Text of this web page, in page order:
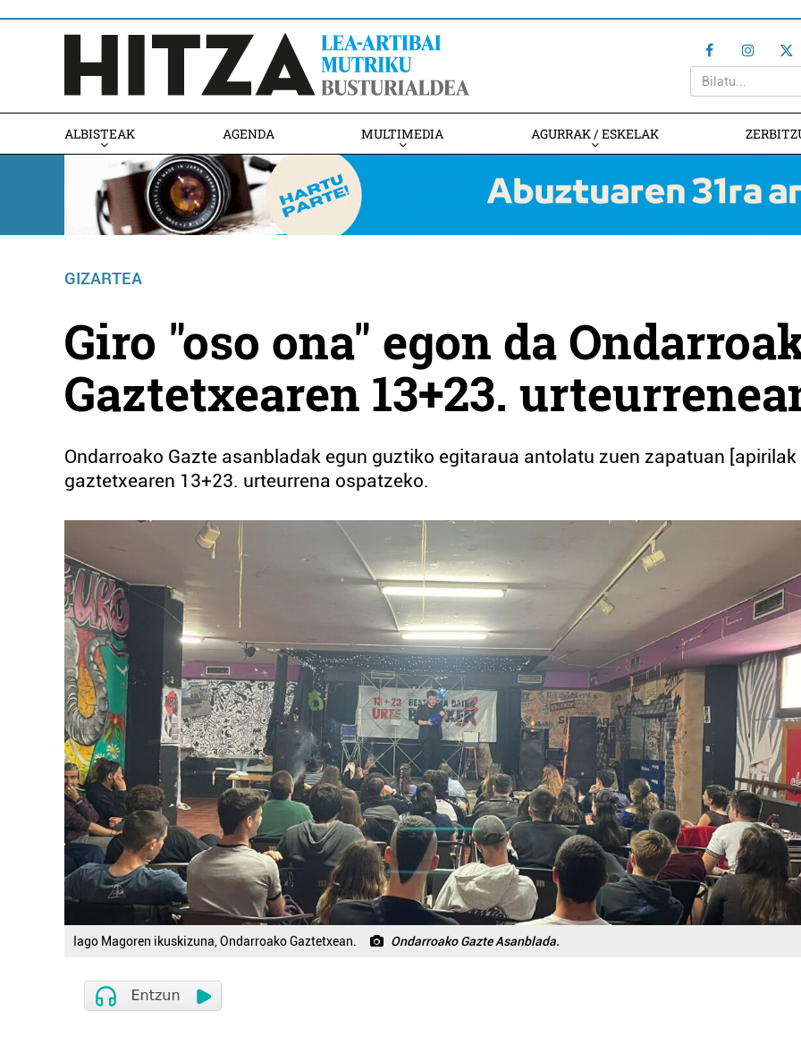
ALBISTEAK AGENDA MULTIMEDIA AGURRAK / ESKELAK
GIZARTEA
Giro "oso ona" egon da
Gaztetxearen 13+23.
Ondarroako Gazte asanbladak egun guztiko egitaraua antolatu zuen zapatuan [apirilak
gaztetxearen 13+23. urteurrena ospatzeko.
Iago Magoren ikuskizuna, Ondarroako Gaztetxean. Ondarroako Gazte Asanblada.